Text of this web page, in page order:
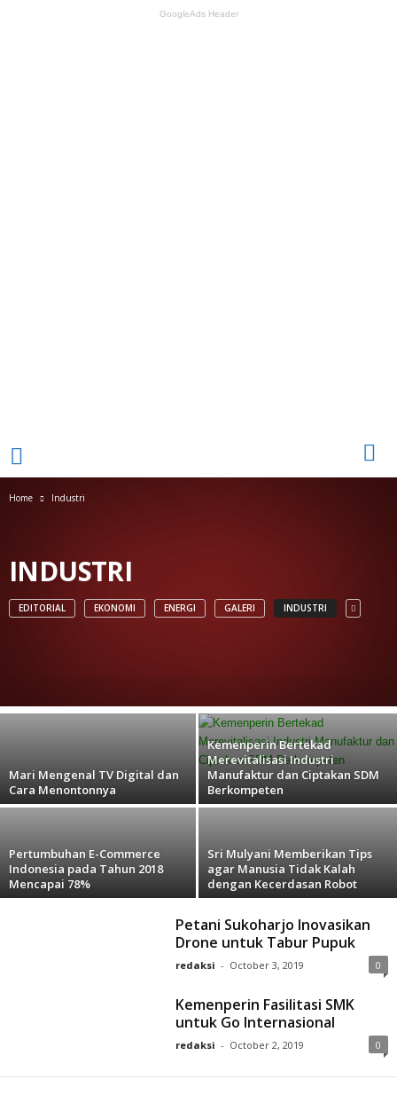
GoogleAds Header
Home Industri
INDUSTRI
EDITORIAL EKONOMI ENERGI GALERI INDUSTRI
Layanan Electrinet PLN, Kini Pelanggan
Mari Mengenal TV Digital dan
Cara Menontonnya
Kemenperin Bertekad
Merevitalisasi Industri
Manufaktur dan Ciptakan SDM
Berkompeten
Pertumbuhan E-Commerce
Indonesia pada Tahun 2018
Mencapai 78%
Sri Mulyani Memberikan Tips
agar Manusia Tidak Kalah
dengan Kecerdasan Robot
Petani Sukoharjo Inovasikan
Drone untuk Tabur Pupuk
redaksi - October 3, 2019 0
Kemenperin Fasilitasi SMK
untuk Go Internasional
redaksi - October 2, 2019 0